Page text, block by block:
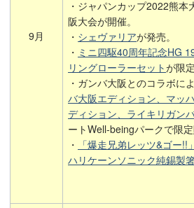
9月
・ジャパンカップ2022熊
阪大会が開催。
・ シェヴァリアが発売。
・ ミニ四駆40周年記念HG
リングローラーセットが限
・ガンバ大阪とのコラボに
バ大阪エディション、マッ
ディション、ライキリガン
ートWell-beingパークで限定
・
「爆走兄弟レッツ&ゴー
ハリケーンソニック純錫製